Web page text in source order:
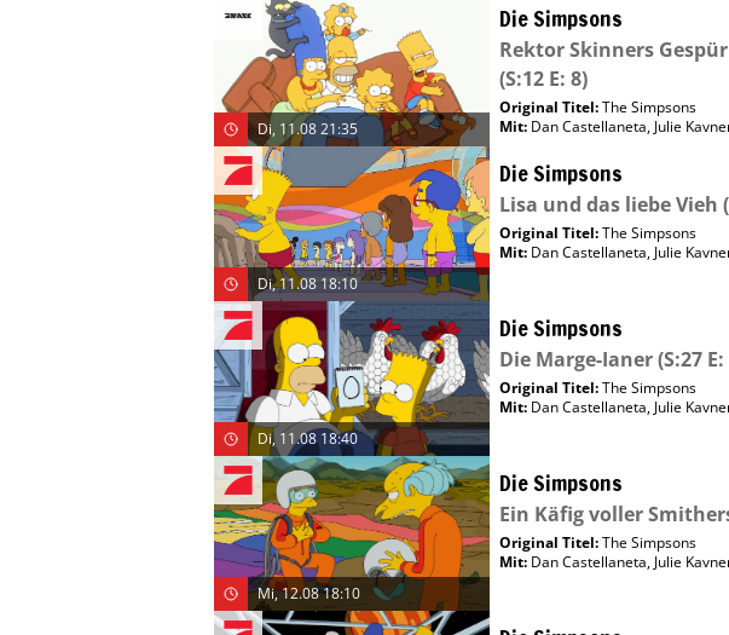
Di, 11.08 21:35
Die Simpsons
Rektor Skinners
(S:12 E: 8)
Original Titel:The Simpsons
Mit: Dan Castellaneta, Julie
Di, 11.08 18:10
Die Simpsons
Lisa und das liebe Vieh
Original Titel:The Simpsons
Mit: Dan Castellaneta, Julie
Di, 11.08 18:40
Die Simpsons
Die Marge-Ianer(S:27 E:
Original Titel:The Simpsons
Mit: Dan Castellaneta, Julie
Mi, 12.08 18:10
Die Simpsons
Ein Käfig voller
Original Titel:The Simpsons
Mit: Dan Castellaneta, Julie